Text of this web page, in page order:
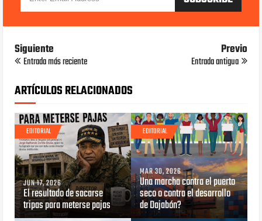
Siguiente
Entrada más reciente
Previo
Entrada antigua
ARTÍCULOS RELACIONADOS
EDITORIAL
JUN 17, 2026
El resultado de sacarse
tripas para meterse pajas
EDITORIAL
MAR 30, 2026
Una marcha contra el puerto
seco o contra el desarrollo
de Dajabón?